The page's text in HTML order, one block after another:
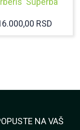
RSD
NA VAŠ